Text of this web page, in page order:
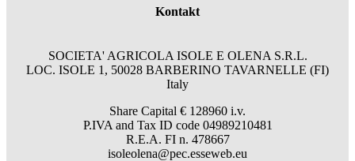
Kontakt
SOCIETA' AGRICOLA ISOLE E OLENA S.R.L.
LOC. ISOLE 1, 50028 BARBERINO TAVARNELLE (FI)
Italy
Share Capital € 128960 i.v.
P.IVA and Tax ID code 04989210481
R.E.A. FI n. 478667
isoleolena@pec.esseweb.eu